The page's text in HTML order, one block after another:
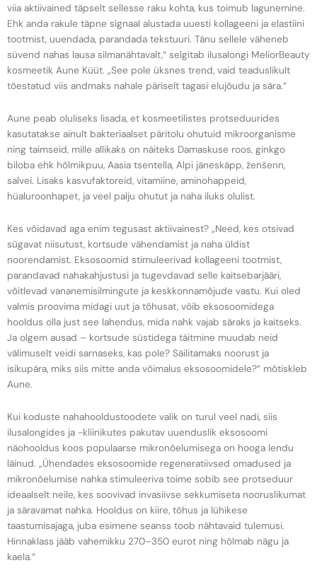
viia aktiivained täpselt sellesse raku kohta, kus toimub lagunemine.
Ehk anda rakule täpne signaal alustada uuesti kollageeni ja elastiini
tootmist, uuendada, parandada tekstuuri. Tänu sellele väheneb
süvend nahas lausa silmanähtavalt,“ selgitab ilusalongi MeliorBeauty
kosmeetik Aune Küüt. „See pole üksnes trend, vaid teaduslikult
tõestatud viis andmaks nahale päriselt tagasi elujõudu ja sära.“
Aune peab oluliseks lisada, et kosmeetilistes protseduurides
kasutatakse ainult bakteriaalset päritolu ohutuid mikroorganisme
ning taimseid, mille allikaks on näiteks Damaskuse roos, ginkgo
biloba ehk hõlmikpuu, Aasia tsentella, Alpi jäneskäpp, ženšenn,
salvei. Lisaks kasvufaktoreid, vitamiine, aminohappeid,
hüaluroonhapet, ja veel palju ohutut ja naha iluks olulist.
Kes võidavad aga enim tegusast aktiivainest? „Need, kes otsivad
sügavat niisutust, kortsude vähendamist ja naha üldist
noorendamist. Eksosoomid stimuleerivad kollageeni tootmist,
parandavad nahakahjustusi ja tugevdavad selle kaitsebarjääri,
võitlevad vananemisilmingute ja keskkonnamõjude vastu. Kui oled
valmis proovima midagi uut ja tõhusat, võib eksosoomidega
hooldus olla just see lahendus, mida nahk vajab säraks ja kaitseks.
Ja olgem ausad – kortsude süstidega täitmine muudab neid
välimuselt veidi sarnaseks, kas pole? Säilitamaks noorust ja
isikupära, miks siis mitte anda võimalus eksosoomidele?“ mõtiskleb
Aune.
Kui koduste nahahooldustoodete valik on turul veel nadi, siis
ilusalongides ja -kliinikutes pakutav uuenduslik eksosoomi
näohooldus koos populaarse mikronõelumisega on hooga lendu
läinud. „Ühendades eksosoomide regeneratiivsed omadused ja
mikronõelumise nahka stimuleeriva toime sobib see protseduur
ideaalselt neile, kes soovivad invasiivse sekkumiseta nooruslikumat
ja säravamat nahka. Hooldus on kiire, tõhus ja lühikese
taastumisajaga, juba esimene seanss toob nähtavaid tulemusi.
Hinnaklass jääb vahemikku 270–350 eurot ning hõlmab nägu ja
kaela.“